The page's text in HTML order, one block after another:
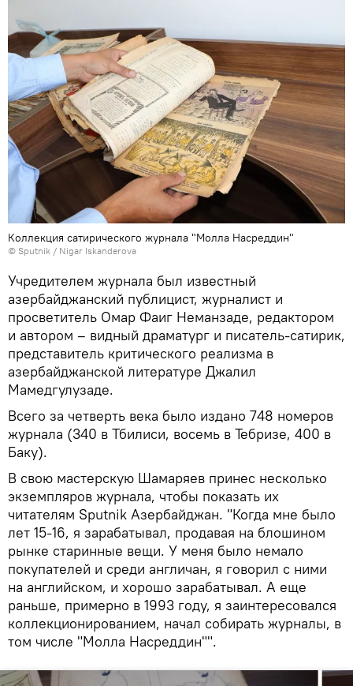
Коллекция сатирического журнала "Молла Насреддин"
© Sputnik / Nigar Iskanderova
Учредителем журнала был известный
азербайджанский публицист, журналист и
просветитель Омар Фаиг Неманзаде, редактором
и автором – видный драматург и писатель-сатирик,
представитель критического реализма в
азербайджанской литературе Джалил
Мамедгулузаде.
Всего за четверть века было издано 748 номеров
журнала (340 в Тбилиси, восемь в Тебризе, 400 в
Баку).
В свою мастерскую Шамаряев принес несколько
экземпляров журнала, чтобы показать их
читателям Sputnik Азербайджан. "Когда мне было
лет 15-16, я зарабатывал, продавая на блошином
рынке старинные вещи. У меня было немало
покупателей и среди англичан, я говорил с ними
на английском, и хорошо зарабатывал. А еще
раньше, примерно в 1993 году, я заинтересовался
коллекционированием, начал собирать журналы, в
том числе "Молла Насреддин"".